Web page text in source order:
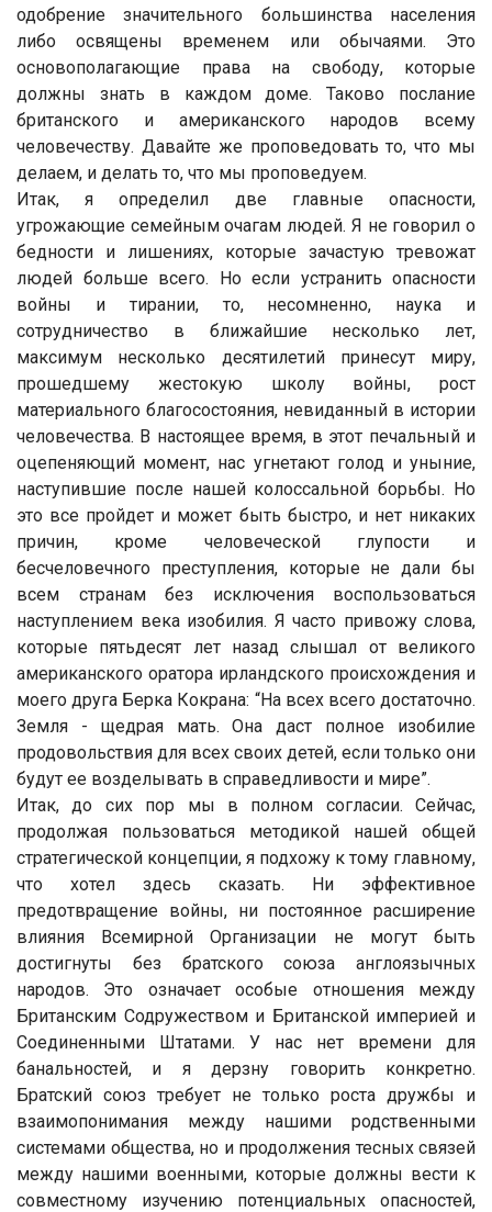
одобрение значительного большинства населения
либо освящены временем или обычаями. Это
основополагающие права на свободу, которые
должны знать в каждом доме. Таково послание
британского и американского народов всему
человечеству. Давайте же проповедовать то, что мы
делаем, и делать то, что мы проповедуем.
Итак, я определил две главные опасности,
угрожающие семейным очагам людей. Я не говорил о
бедности и лишениях, которые зачастую тревожат
людей больше всего. Но если устранить опасности
войны и тирании, то, несомненно, наука и
сотрудничество в ближайшие несколько лет,
максимум несколько десятилетий принесут миру,
прошедшему жестокую школу войны, рост
материального благосостояния, невиданный в истории
человечества. В настоящее время, в этот печальный и
оцепеняющий момент, нас угнетают голод и уныние,
наступившие после нашей колоссальной борьбы. Но
это все пройдет и может быть быстро, и нет никаких
причин, кроме человеческой глупости и
бесчеловечного преступления, которые не дали бы
всем странам без исключения воспользоваться
наступлением века изобилия. Я часто привожу слова,
которые пятьдесят лет назад слышал от великого
американского оратора ирландского происхождения и
моего друга Берка Кокрана: “На всех всего достаточно.
Земля - щедрая мать. Она даст полное изобилие
продовольствия для всех своих детей, если только они
будут ее возделывать в справедливости и мире”.
Итак, до сих пор мы в полном согласии. Сейчас,
продолжая пользоваться методикой нашей общей
стратегической концепции, я подхожу к тому главному,
что хотел здесь сказать. Ни эффективное
предотвращение войны, ни постоянное расширение
влияния Всемирной Организации не могут быть
достигнуты без братского союза англоязычных
народов. Это означает особые отношения между
Британским Содружеством и Британской империей и
Соединенными Штатами. У нас нет времени для
банальностей, и я дерзну говорить конкретно.
Братский союз требует не только роста дружбы и
взаимопонимания между нашими родственными
системами общества, но и продолжения тесных связей
между нашими военными, которые должны вести к
совместному изучению потенциальных опасностей,